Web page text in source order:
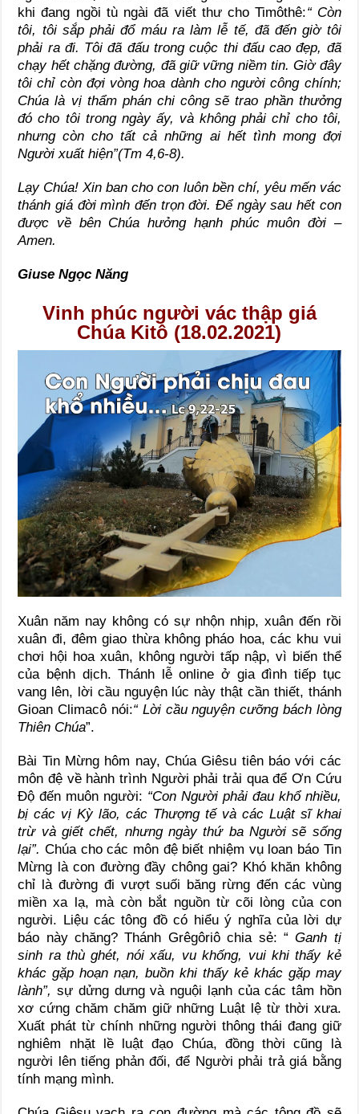
khi đang ngồi tù ngài đã viết thư cho Timôthê:“ Còn
tôi, tôi sắp phải đổ máu ra làm lễ tế, đã đến giờ tôi
phải ra đi. Tôi đã đấu trong cuộc thi đấu cao đẹp, đã
chạy hết chặng đường, đã giữ vững niềm tin. Giờ đây
tôi chỉ còn đợi vòng hoa dành cho người công chính;
Chúa là vị thẩm phán chi công sẽ trao phần thưởng
đó cho tôi trong ngày ấy, và không phải chỉ cho tôi,
nhưng còn cho tất cả những ai hết tình mong đợi
Người xuất hiện”(Tm 4,6-8).
Lạy Chúa! Xin ban cho con luôn bền chí, yêu mến vác
thánh giá đời mình đến trọn đời. Để ngày sau hết con
được về bên Chúa hưởng hạnh phúc muôn đời –
Amen.
Giuse Ngọc Năng
Vinh phúc người vác thập giá
Chúa Kitô (18.02.2021)
Xuân năm nay không có sự nhộn nhịp, xuân đến rồi
xuân đi, đêm giao thừa không pháo hoa, các khu vui
chơi hội hoa xuân, không người tấp nập, vì biến thể
của bệnh dịch. Thánh lễ online ở gia đình tiếp tục
vang lên, lời cầu nguyện lúc này thật cần thiết, thánh
Gioan Climacô nói:“ Lời cầu nguyện cưỡng bách lòng
Thiên Chúa”.
Bài Tin Mừng hôm nay, Chúa Giêsu tiên báo với các
môn đệ về hành trình Người phải trải qua để Ơn Cứu
Độ đến muôn người: “Con Người phải đau khổ nhiều,
bị các vị Kỳ lão, các Thượng tế và các Luật sĩ khai
trừ và giết chết, nhưng ngày thứ ba Người sẽ sống
lại”. Chúa cho các môn đệ biết nhiệm vụ loan báo Tin
Mừng là con đường đầy chông gai? Khó khăn không
chỉ là đường đi vượt suối băng rừng đến các vùng
miền xa lạ, mà còn bắt nguồn từ cõi lòng của con
người. Liệu các tông đồ có hiểu ý nghĩa của lời dự
báo này chăng? Thánh Grêgôriô chia sẻ: “Ganh tị
sinh ra thù ghét, nói xấu, vu khống, vui khi thấy kẻ
khác gặp hoạn nạn, buồn khi thấy kẻ khác gặp may
lành”, sự dửng dưng và nguội lạnh của các tâm hồn
xơ cứng chăm chăm giữ những Luật lệ từ thời xưa.
Xuất phát từ chính những người thông thái đang giữ
nghiêm nhặt lề luật đạo Chúa, đồng thời cũng là
người lên tiếng phản đối, để Người phải trả giá bằng
tính mạng mình.